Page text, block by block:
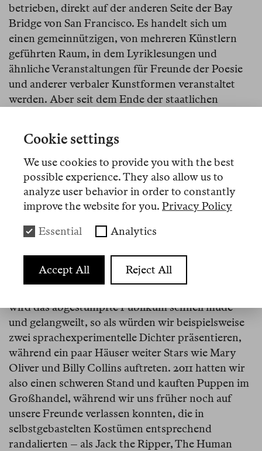
betrieben, direkt auf der anderen Seite der Bay
Bridge von San Francisco. Es handelt sich um
einen gemeinnützigen, von mehreren Künstlern
geführten Raum, in dem Lyriklesungen und
ähnliche Veranstaltungen für Freunde der Poesie
und anderer verbaler Kunstformen veranstaltet
werden. Aber seit dem Ende der staatlichen
viel Geld verdienen.
Soweit ich mich richtig erinnere, waren uns die
verschärften Wettbewerbsbedingungen 2011
besonders bewusst; schließlich ist ein gutes
Gruselhaus etwas, das jeder Künstler zu dieser
Jahreszeit gern betreiben möchte. Mit
und vor allem mehr Leichen aufwarten, und
wird das abgestumpfte Publikum schnell müde
und gelangweilt, so als würden wir beispielsweise
zwei sprachexperimentelle Dichter präsentieren,
während ein paar Häuser weiter Stars wie Mary
Oliver und Billy Collins auftreten. 2011 hatten wir
also einen schweren Stand und kauften Puppen im
Großhandel, während wir uns früher noch auf
unsere Freunde verlassen konnten, die in
selbstgebastelten Kostümen entsprechend
randalierten – als Jack the Ripper, The Human
Cookie settings
We use cookies to provide you with the best
possible experience. They also allow us to
analyze user behavior in order to constantly
improve the website for you. Privacy Policy
Essential Analytics
Accept All Reject All